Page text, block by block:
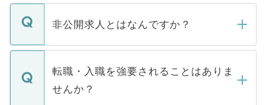
ご登録いただきましたら、弊社担当者がご
登録内容を確認し、その後メールもしくは
ます。通常、5営業日以内にはご連絡をせて
いただきますので、しばらくお待ちくださ
非公開求人とはなんですか？
マイナビDOCTORで取り扱っている求人の
うち約3割は、Webサイトからご覧いただ
けない「非公開求人」です。非公開求人は
下記の理由によって、一般には公開してい
転職・入職を強要されることはありま
せんか？